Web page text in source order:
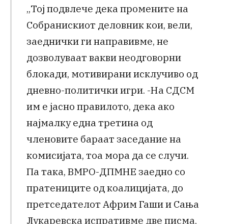
„Тој подвлече дека промените на
Собранискиот деловник кои, вели,
заеднички ги направивме, не
дозволуваат вакви неодговорни
блокади, мотивирани исклучиво од
дневно-политички игри. -На СДСМ
им е јасно правилото, дека ако
најмалку една третина од
членовите бараат заседание на
комисијата, тоа мора да се случи.
Па така, ВМРО-ДПМНЕ заедно со
пратениците од коалицијата, до
претседателот Африм Гаши и Сања
Лукаревска испративме две писма,